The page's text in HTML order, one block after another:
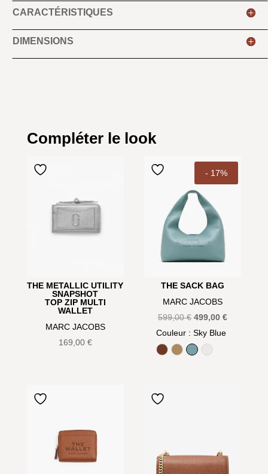
CARACTÉRISTIQUES
DIMENSIONS
Compléter le look
THE METALLIC UTILITY
SNAPSHOT
TOP ZIP MULTI
WALLET
MARC JACOBS
169,00 €
- 17%
THE SACK BAG
MARC JACOBS
599,00€ Le
prix
initial
499,00€Le
Couleur : Sky Blue
Argan Oil
CamelSky Blue
White